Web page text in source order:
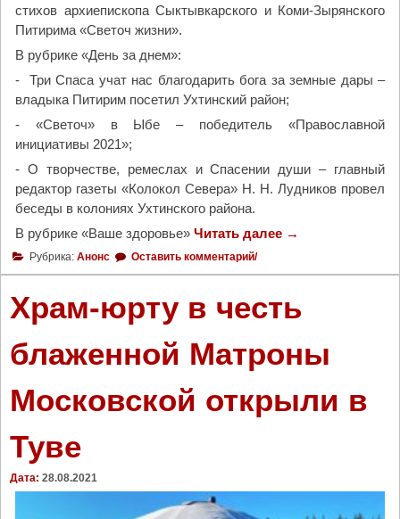
стихов архиепископа Сыктывкарского и Коми-Зырянского
Питирима «Светоч жизни».
В рубрике «День за днем»:
- Три Спаса учат нас благодарить бога за земные дары –
владыка Питирим посетил Ухтинский район;
- «Светоч» в Ыбе – победитель «Православной
инициативы 2021»;
- О творчестве, ремеслах и Спасении души – главный
редактор газеты «Колокол Севера» Н. Н. Лудников провел
беседы в колониях Ухтинского района.
В рубрике «Ваше здоровье» Читать далее "
о
ы
в
у
а
→
Рубрика: Анонс Оставить комментарий/
Храм-юрту в честь
блаженной Матроны
Московской открыли в
Туве
Дата: 28.08.2021